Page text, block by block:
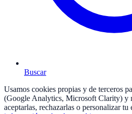
Buscar
Usamos cookies propias y de terceros
(Google Analytics, Microsoft Clarity) y
aceptarlas, rechazarlas o personalizar